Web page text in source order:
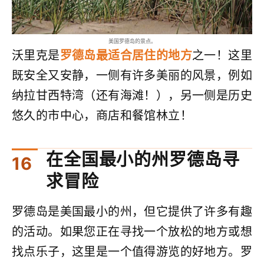
美国罗德岛的景点。
沃里克是罗德岛最适合居住的地方之一！这里
既安全又安静，一侧有许多美丽的风景，例如
纳拉甘西特湾（还有海滩！），另一侧是历史
悠久的市中心，商店和餐馆林立！
在全国最小的州罗德岛寻
求冒险
罗德岛是美国最小的州，但它提供了许多有趣
的活动。如果您正在寻找一个放松的地方或想
找点乐子，这里是一个值得游览的好地方。罗